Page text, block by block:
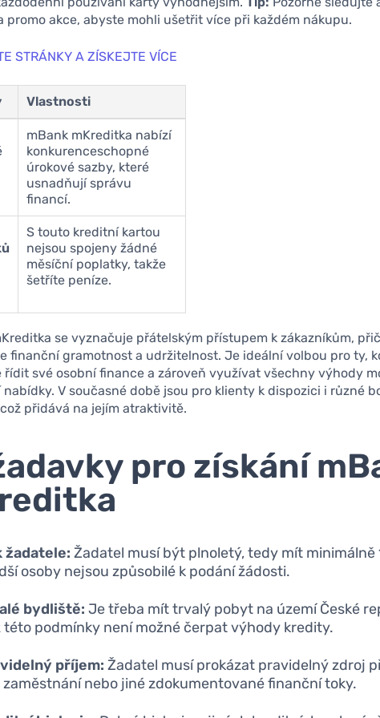
promo akce, abyste mohli ušetřit více při každém nákupu.
STRÁNKY A ZÍSKEJTE VÍCE
Vlastnosti
mBank mKreditka nabízí
konkurenceschopné
úrokové sazby, které
usnadňují správu
financí.
S touto kreditní kartou
nejsou spojeny žádné
měsíční poplatky, takže
šetříte peníze.
se vyznačuje přátelským přístupem k zákazníkům,
finanční gramotnost a udržitelnost. Je ideální volbou pro ty,
řídit své osobní finance a zároveň využívat všechny výhody
nabídky. V současné době jsou pro klienty k dispozici i různé
přidává na jejím atraktivitě.
pro získání
žadatele: Žadatel musí být plnoletý, tedy mít minimálně
osoby nejsou způsobilé k podání žádosti.
bydliště: Je třeba mít trvalý pobyt na území České
této podmínky není možné čerpat výhody kredity.
příjem: Žadatel musí prokázat pravidelný zdroj
zaměstnání nebo jiné zdokumentované finanční toky.